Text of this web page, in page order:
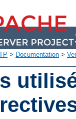
> Documentation >